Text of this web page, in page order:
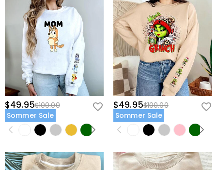
$49.95$100.00
Sommer Sale
$49.95$100.00
Sommer Sale